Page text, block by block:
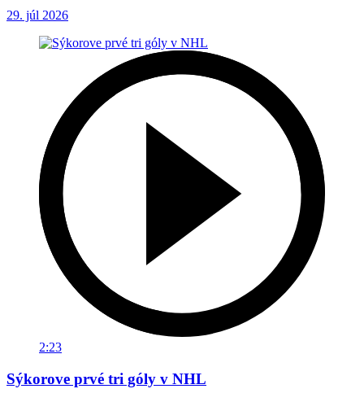
29. júl 2026
2:23
Sýkorove prvé tri góly v NHL